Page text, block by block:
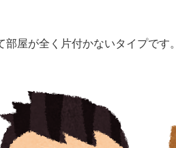
屋が全く片付かないタイプです。